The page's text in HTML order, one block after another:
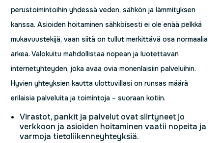
perustoimintoihin yhdessä veden, sähkön ja lämmityksen
kanssa. Asioiden hoitaminen sähköisesti ei ole enää pelkkä
mukavuustekijä, vaan siitä on tullut merkittävä osa normaalia
arkea. Valokuitu mahdollistaa nopean ja luotettavan
internetyhteyden, joka avaa ovia monenlaisiin palveluihin.
Hyvien yhteyksien kautta ulottuvillasi on runsas määrä
erilaisia palveluita ja toimintoja – suoraan kotiin.
Virastot, pankit ja palvelut ovat siirtyneet jo
verkkoon ja asioiden hoitaminen vaatii nopeita ja
varmoja tietoliikenneyhteyksiä.